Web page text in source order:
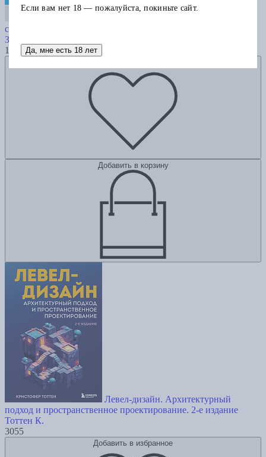
создавать игры, от которых невозможно оторваться
Зубек Р.
1930
Добавить в корзину
Левел-дизайн. Архитектурный
подход и пространственное проектирование. 2-е издание
Тоттен К.
3055
Добавить в избранное
Если вам нет 18 — пожалуйста, покиньте сайт.
Да, мне есть 18 лет